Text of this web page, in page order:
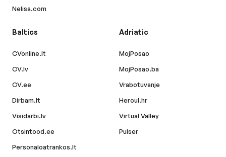
Nelisa.com
Baltics
CVonline.lt
CV.lv
CV.ee
Dirbam.lt
Visidarbi.lv
Otsintood.ee
Personaloatrankos.lt
Adriatic
MojPosao
MojPosao.ba
Vrabotuvanje
Hercul.hr
Virtual Valley
Pulser